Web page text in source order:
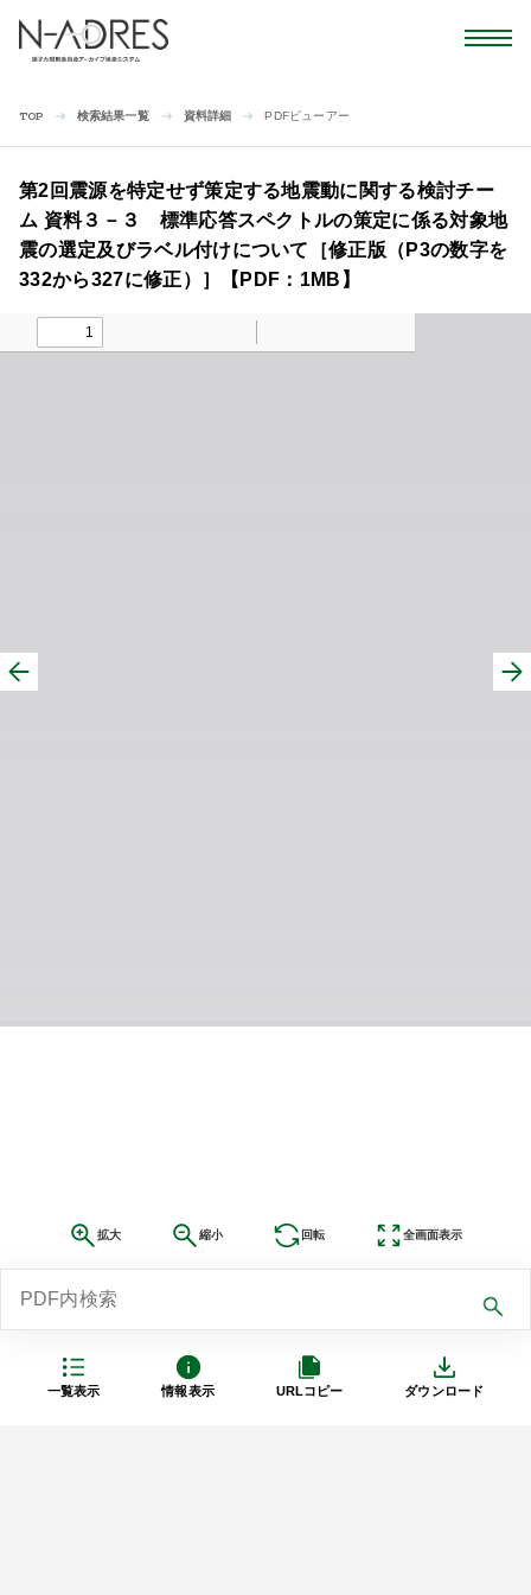
TOP 検索結果一覧 資料詳細 PDFビューアー
一覧表示 情報表示 URLコピー ダウンロード
第2回震源を特定せず策定する地震動に関する検討チー
ム 資料３－３ 標準応答スペクトルの策定に係る対象地
震の選定及びラベル付けについて［修正版（P3の数字を
332から327に修正）］【PDF：1MB】
拡大 縮小 回転 全画面表示